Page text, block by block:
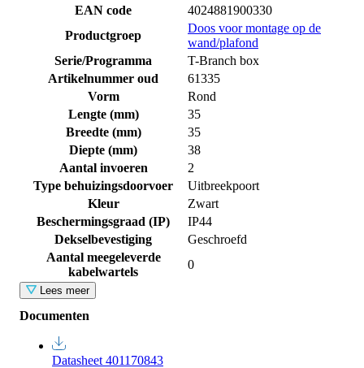
EAN code
4024881900330
Productgroep
Doos voor montage op de
wand/plafond
Serie/Programma
T-Branch box
Artikelnummer oud
61335
Vorm
Rond
Lengte (mm)
35
Breedte (mm)
35
Diepte (mm)
38
Aantal invoeren
2
Type behuizingsdoorvoer
Uitbreekpoort
Kleur
Zwart
Beschermingsgraad (IP)
IP44
Dekselbevestiging
Geschroefd
Aantal meegeleverde
kabelwartels
0
Lees meer
Documenten
Datasheet 401170843